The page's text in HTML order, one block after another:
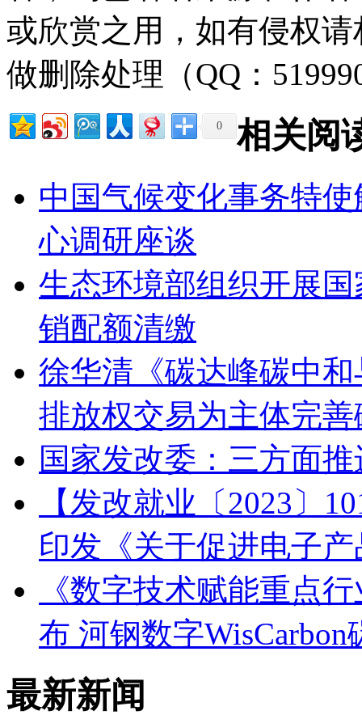
或欣赏之用，如有侵权
做删除处理（QQ：
0 相关阅
中国气候变化事务特
心调研座谈
生态环境部组织开展
销配额清缴
徐华清《碳达峰碳中
排放权交易为主体完
国家发改委：三方面
【发改就业〔2023〕
印发《关于促进电子
《数字技术赋能重点
布 河钢数字
最新新闻